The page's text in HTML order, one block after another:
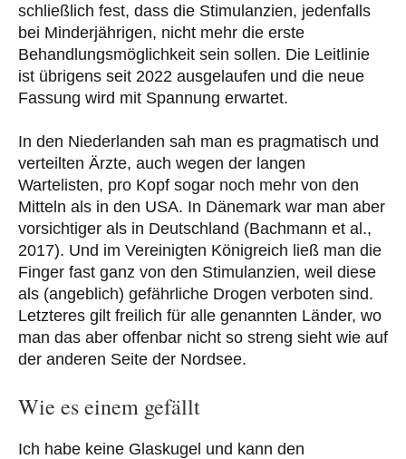
schließlich fest, dass die Stimulanzien, jedenfalls
bei Minderjährigen, nicht mehr die erste
Behandlungsmöglichkeit sein sollen. Die Leitlinie
ist übrigens seit 2022 ausgelaufen und die neue
Fassung wird mit Spannung erwartet.
In den Niederlanden sah man es pragmatisch und
verteilten Ärzte, auch wegen der langen
Wartelisten, pro Kopf sogar noch mehr von den
Mitteln als in den USA. In Dänemark war man aber
vorsichtiger als in Deutschland (Bachmann et al.,
2017). Und im Vereinigten Königreich ließ man die
Finger fast ganz von den Stimulanzien, weil diese
als (angeblich) gefährliche Drogen verboten sind.
Letzteres gilt freilich für alle genannten Länder, wo
man das aber offenbar nicht so streng sieht wie auf
der anderen Seite der Nordsee.
Wie es einem gefällt
Ich habe keine Glaskugel und kann den